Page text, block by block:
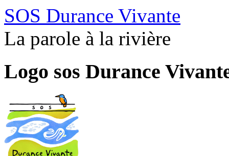
SOS Durance Vivante
La parole à la rivière
Logo sos Durance